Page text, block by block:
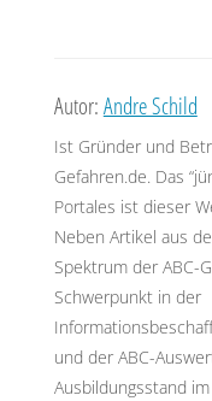
Autor: Andre Schild
Ist Gründer und
Gefahren.de. Das
Portales ist dieser
Neben Artikel aus
Spektrum der ABC-
Schwerpunkt in der
und der ABC-
Ausbildungsstand